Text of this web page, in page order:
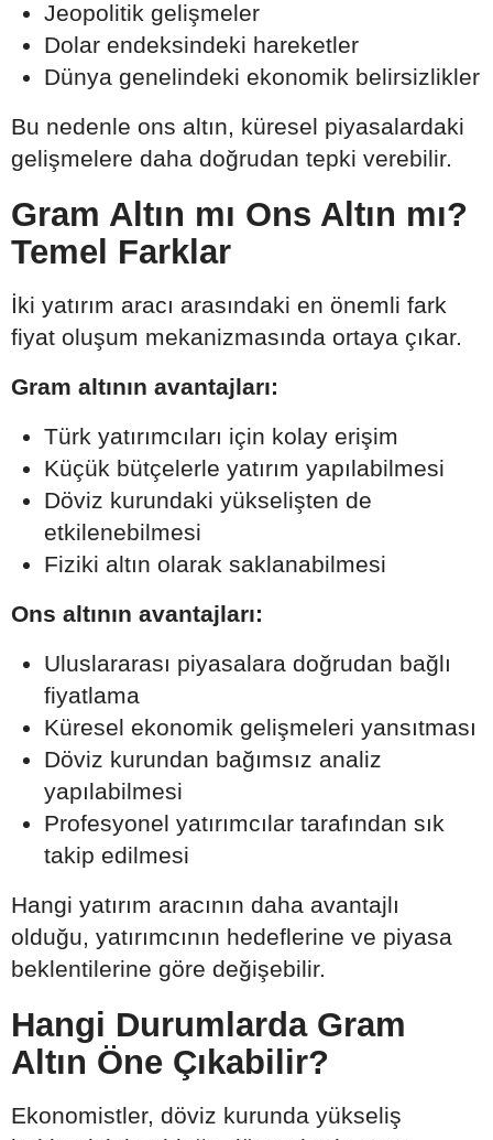
Jeopolitik gelişmeler
Dolar endeksindeki hareketler
Dünya genelindeki ekonomik belirsizlikler
Bu nedenle ons altın, küresel piyasalardaki
gelişmelere daha doğrudan tepki verebilir.
Gram Altın mı Ons Altın mı?
Temel Farklar
İki yatırım aracı arasındaki en önemli fark
fiyat oluşum mekanizmasında ortaya çıkar.
Gram altının avantajları:
Türk yatırımcıları için kolay erişim
Küçük bütçelerle yatırım yapılabilmesi
Döviz kurundaki yükselişten de
etkilenebilmesi
Fiziki altın olarak saklanabilmesi
Ons altının avantajları:
Uluslararası piyasalara doğrudan bağlı
fiyatlama
Küresel ekonomik gelişmeleri yansıtması
Döviz kurundan bağımsız analiz
yapılabilmesi
Profesyonel yatırımcılar tarafından sık
takip edilmesi
Hangi yatırım aracının daha avantajlı
olduğu, yatırımcının hedeflerine ve piyasa
beklentilerine göre değişebilir.
Hangi Durumlarda Gram
Altın Öne Çıkabilir?
Ekonomistler, döviz kurunda yükseliş